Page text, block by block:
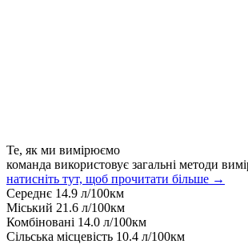
Те, як ми вимірюємо
команда використовує загальні методи
натисніть тут, щоб прочитати більше →
Середнє 14.9 л/100км
Міський 21.6 л/100км
Комбіновані 14.0 л/100км
Сільська місцевість 10.4 л/100км